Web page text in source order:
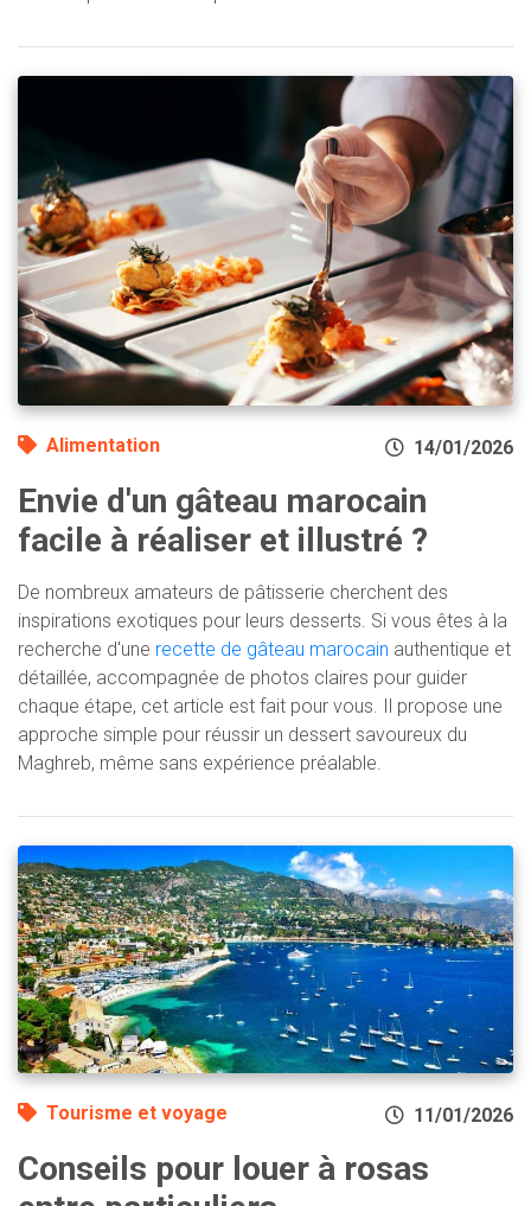
Alimentation 14/01/2026
Envie d'un gâteau marocain
facile à réaliser et illustré ?
De nombreux amateurs de pâtisserie cherchent des
inspirations exotiques pour leurs desserts. Si vous êtes à la
recherche d'une recette de gâteau marocain authentique et
détaillée, accompagnée de photos claires pour guider
chaque étape, cet article est fait pour vous. Il propose une
approche simple pour réussir un dessert savoureux du
Maghreb, même sans expérience préalable.
Tourisme et voyage 11/01/2026
Conseils pour louer à rosas